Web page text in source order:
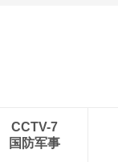
CCTV-7
国防军事